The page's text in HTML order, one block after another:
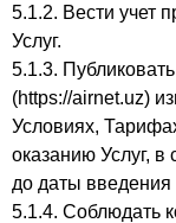
5.1.2. Вести учет
Услуг.
5.1.3.
(https://airnet.uz)
Условиях,
оказанию Услуг,
до даты введения
5.1.4. Соблюдать